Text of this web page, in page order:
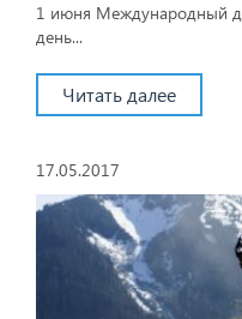
1 июня Международный
день...
Читать далее
17.05.2017